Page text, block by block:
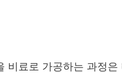
비료로 가공하는 과정